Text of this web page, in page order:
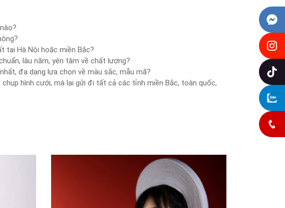
tại Hà Nội hoặc miền Bắc?
lâu năm, yên tâm về chất lượng?
đa dạng lựa chọn về màu sắc, mẫu mã?
hình cưới, mà lại gửi đi tất cả các tỉnh miền Bắc, toàn quốc,
Facebook Messenger
Instagram
Tiktok
Zalo Chat
May đồ: 0985831314